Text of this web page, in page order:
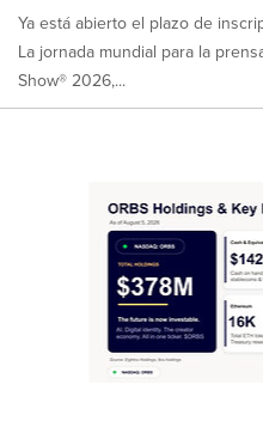
Ya está abierto el plazo de
La jornada mundial para la
Show® 2026,...